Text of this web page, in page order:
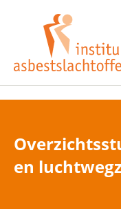
Heeft u
Heeft u
Bent u arts?
Asbest en
en